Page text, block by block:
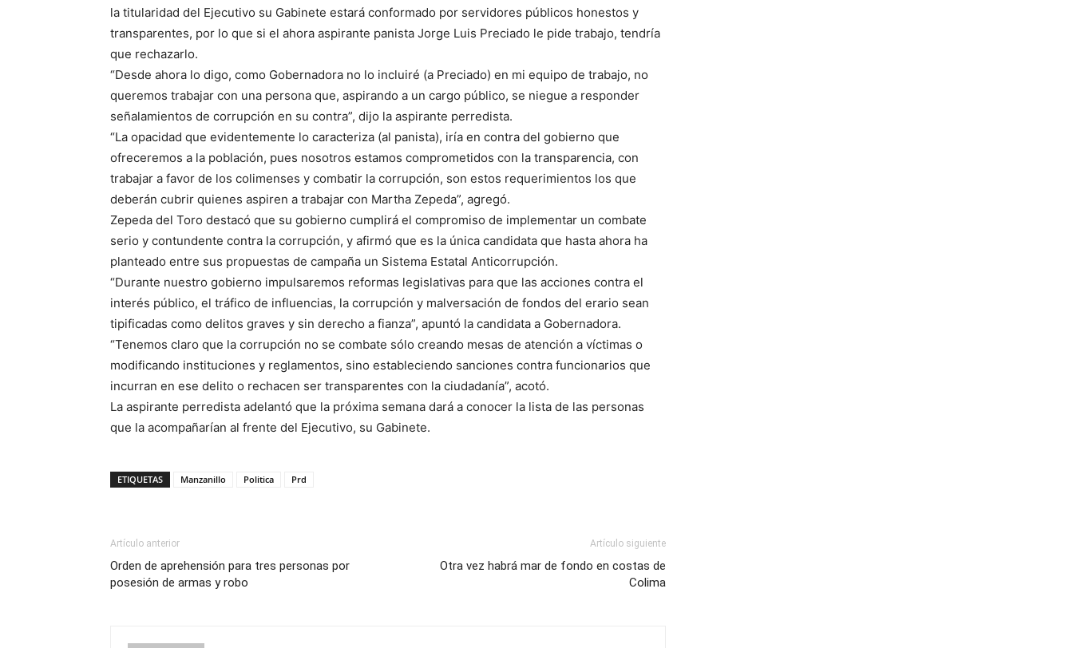
la titularidad del Ejecutivo su Gabinete estará conformado por servidores públicos honestos y
transparentes, por lo que si el ahora aspirante panista Jorge Luis Preciado le pide trabajo, tendría
que rechazarlo.
“Desde ahora lo digo, como Gobernadora no lo incluiré (a Preciado) en mi equipo de trabajo, no
queremos trabajar con una persona que, aspirando a un cargo público, se niegue a responder
señalamientos de corrupción en su contra”, dijo la aspirante perredista.
“La opacidad que evidentemente lo caracteriza (al panista), iría en contra del gobierno que
ofreceremos a la población, pues nosotros estamos comprometidos con la transparencia, con
trabajar a favor de los colimenses y combatir la corrupción, son estos requerimientos los que
deberán cubrir quienes aspiren a trabajar con Martha Zepeda”, agregó.
Zepeda del Toro destacó que su gobierno cumplirá el compromiso de implementar un combate
serio y contundente contra la corrupción, y afirmó que es la única candidata que hasta ahora ha
planteado entre sus propuestas de campaña un Sistema Estatal Anticorrupción.
“Durante nuestro gobierno impulsaremos reformas legislativas para que las acciones contra el
interés público, el tráfico de influencias, la corrupción y malversación de fondos del erario sean
tipificadas como delitos graves y sin derecho a fianza”, apuntó la candidata a Gobernadora.
“Tenemos claro que la corrupción no se combate sólo creando mesas de atención a víctimas o
modificando instituciones y reglamentos, sino estableciendo sanciones contra funcionarios que
incurran en ese delito o rechacen ser transparentes con la ciudadanía”, acotó.
La aspirante perredista adelantó que la próxima semana dará a conocer la lista de las personas
que la acompañarían al frente del Ejecutivo, su Gabinete.
ETIQUETAS Manzanillo Politica Prd
Artículo anterior
Orden de aprehensión para tres personas por
posesión de armas y robo
Artículo siguiente
Otra vez habrá mar de fondo en costas de
Colima